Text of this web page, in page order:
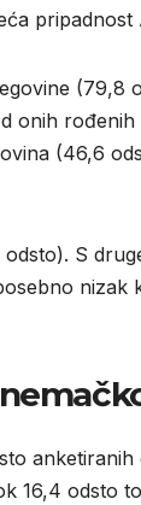
pripadnost
(79,8
onih
(46,6
S
nizak
16,4 odsto